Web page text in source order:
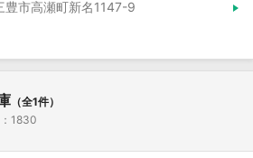
市高瀬町新名1147-9
（全1件）
1830